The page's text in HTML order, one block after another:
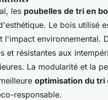
les poubelles de tri en
Le bois utilisé
environnemental.
et résistantes aux
La modularité et la
optimisation du tri
responsable.